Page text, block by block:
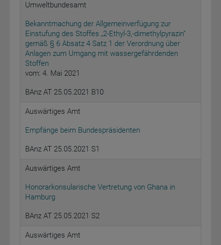
Umweltbundesamt
Bekanntmachung der Allgemeinverfügung zur
Einstufung des Stoffes „2-Ethyl-3,-dimethylpyrazin“
gemäß § 6 Absatz 4 Satz 1 der Verordnung über
Anlagen zum Umgang mit wassergefährdenden
Stoffen
vom: 4. Mai 2021
BAnz AT 25.05.2021 B10
Auswärtiges Amt
Empfänge beim Bundespräsidenten
BAnz AT 25.05.2021 S1
Auswärtiges Amt
Honorarkonsularische Vertretung von Ghana in
Hamburg
BAnz AT 25.05.2021 S2
Auswärtiges Amt